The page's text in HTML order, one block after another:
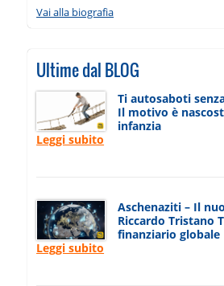
Vai alla biografia
Ultime dal BLOG
Ti autosaboti
Il motivo è
infanzia
Leggi subito
Aschenaziti – Il
Riccardo Tristano
finanziario globale
Leggi subito